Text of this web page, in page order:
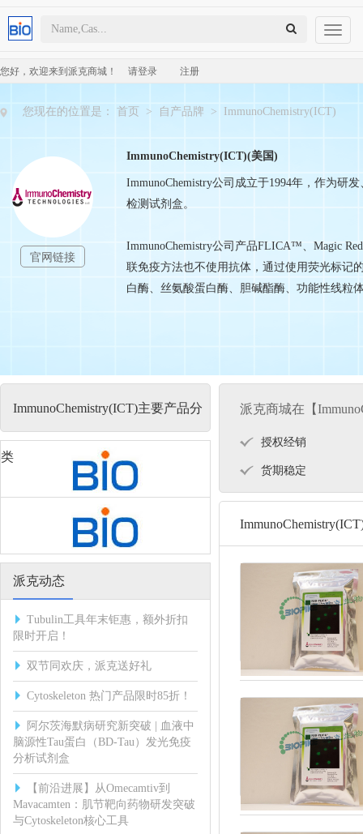
您好，欢迎来到派克商城！ 请登录 注册
Toggle
您现在的位置是： 首页 > 自产品牌 > ImmunoChemistry(ICT)
官网链接
ImmunoChemistry(ICT)(美国)
ImmunoChemistry公司成立于1994年，作为研
检测试剂盒。
ImmunoChemistry公司产品FLICA™、Magic
联免疫方法也不使用抗体，通过使用荧光标记
白酶、丝氨酸蛋白酶、胆碱酯酶、功能性线粒
ImmunoChemistry(ICT)主要产品分
类
派克动态
Tubulin工具年末钜惠，额外折扣
限时开启！
双节同欢庆，派克送好礼
Cytoskeleton 热门产品限时85折！
阿尔茨海默病研究新突破 | 血液中
脑源性Tau蛋白（BD-Tau）发光免疫
分析试剂盒
【前沿进展】从Omecamtiv到
Mavacamten：肌节靶向药物研发突破
与Cytoskeleton核心工具
派克商城在【
授权经销
货期稳定